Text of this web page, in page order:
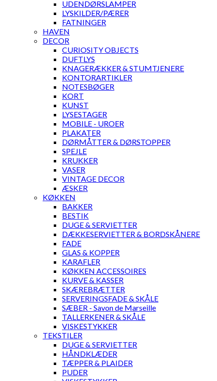
UDENDØRSLAMPER
LYSKILDER/PÆRER
FATNINGER
HAVEN
DECOR
CURIOSITY OBJECTS
DUFTLYS
KNAGERÆKKER & STUMTJENERE
KONTORARTIKLER
NOTESBØGER
KORT
KUNST
LYSESTAGER
MOBILE - UROER
PLAKATER
DØRMÅTTER & DØRSTOPPER
SPEJLE
KRUKKER
VASER
VINTAGE DECOR
ÆSKER
KØKKEN
BAKKER
BESTIK
DUGE & SERVIETTER
DÆKKESERVIETTER & BORDSKÅNERE
FADE
GLAS & KOPPER
KARAFLER
KØKKEN ACCESSOIRES
KURVE & KASSER
SKÆREBRÆTTER
SERVERINGSFADE & SKÅLE
SÆBER - Savon de Marseille
TALLERKENER & SKÅLE
VISKESTYKKER
TEKSTILER
DUGE & SERVIETTER
HÅNDKLÆDER
TÆPPER & PLAIDER
PUDER